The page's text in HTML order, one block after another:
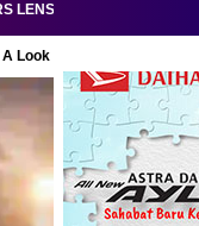
LENSA-RAKYAT.COM
Look at Super Bowl